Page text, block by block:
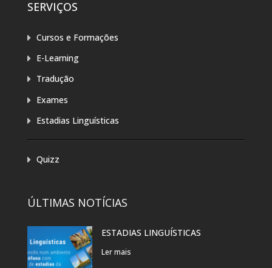
SERVIÇOS
Cursos e Formações
E-Learning
Tradução
Exames
Estadias Linguísticas
Quizz
ÚLTIMAS NOTÍCIAS
ESTADIAS LINGUÍSTICAS
Ler mais